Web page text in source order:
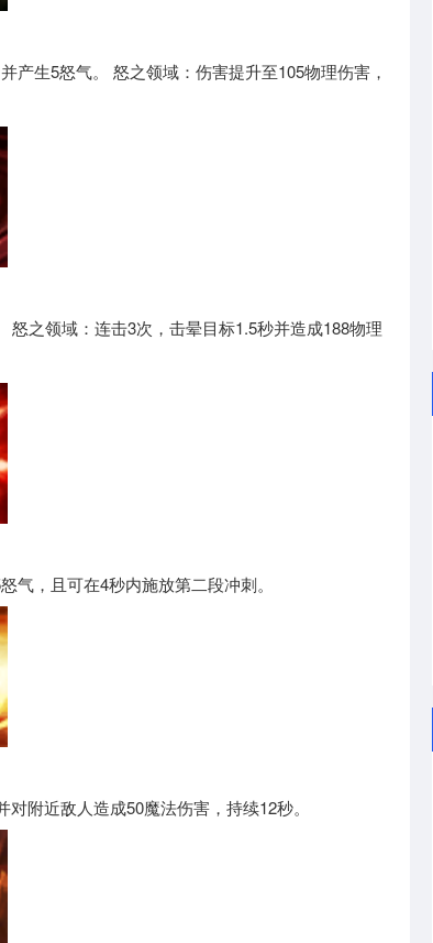
生5怒气。 怒之领域：伤害提升至105物理伤害，
之领域：连击3次，击晕目标1.5秒并造成188物理
，且可在4秒内施放第二段冲刺。
附近敌人造成50魔法伤害，持续12秒。